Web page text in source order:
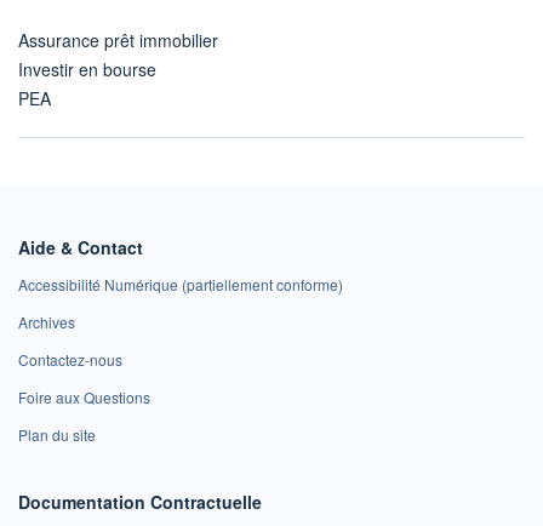
Assurance prêt immobilier
Investir en bourse
PEA
Aide & Contact
Accessibilité Numérique (partiellement conforme)
Archives
Contactez-nous
Foire aux Questions
Plan du site
Documentation Contractuelle